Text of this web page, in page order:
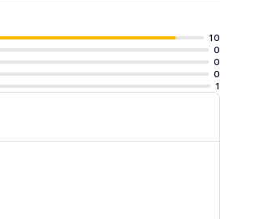
10
0
0
0
1